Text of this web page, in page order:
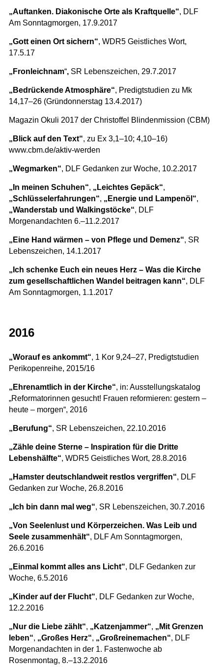
„Auftanken. Diakonische Orte als Kraftquelle“, DLF
Am Sonntagmorgen, 17.9.2017
„Gott einen Ort sichern“, WDR5 Geistliches Wort,
17.5.17
„Fronleichnam“,SR Lebenszeichen, 29.7.2017
„Bedrückende Atmosphäre“, Predigtstudien zu Mk
14,17–26 (Gründonnerstag 13.4.2017)
Magazin Okuli 2017 der Christoffel Blindenmission (CBM)
„Blick auf den Text“, zu Ex 3,1–10; 4,10–16)
www.cbm.de/aktiv-werden
„Wegmarken“, DLF Gedanken zur Woche, 10.2.2017
„In meinen Schuhen“, „Leichtes Gepäck“,
„Schlüsselerfahrungen“, „Energie und Lampenöl“,
„Wanderstab und Walkingstöcke“, DLF
Morgenandachten 6.–11.2.2017
„Eine Hand wärmen – von Pflege und Demenz“, SR
Lebenszeichen, 14.1.2017
„Ich schenke Euch ein neues Herz – Was die Kirche
zum gesellschaftlichen Wandel beitragen kann“, DLF
Am Sonntagmorgen, 1.1.2017
2016
„Worauf es ankommt“, 1 Kor 9,24–27, Predigtstudien
Perikopenreihe, 2015/16
„Ehrenamtlich in der Kirche“, in: Ausstellungskatalog
„Reformatorinnen gesucht! Frauen reformieren: gestern –
heute – morgen“, 2016
„Berufung“, SR Lebenszeichen, 22.10.2016
„Zähle deine Sterne – Inspiration für die Dritte
Lebenshälfte“, WDR5 Geistliches Wort, 28.8.2016
„Hamster deutschlandweit restlos vergriffen“, DLF
Gedanken zur Woche, 26.8.2016
„Ich bin dann mal weg“, SR Lebenszeichen, 30.7.2016
„Von Seelenlust und Körperzeichen. Was Leib und
Seele zusammenhält“, DLF Am Sonntagmorgen,
26.6.2016
„Einmal kommt alles ans Licht“, DLF Gedanken zur
Woche, 6.5.2016
„Kinder auf der Flucht“, DLF Gedanken zur Woche,
12.2.2016
„Nur die Liebe zählt“, „Katzenjammer“, „Mit Grenzen
leben“, „Großes Herz“, „Großreinemachen“, DLF
Morgenandachten in der 1. Fastenwoche ab
Rosenmontag, 8.–13.2.2016